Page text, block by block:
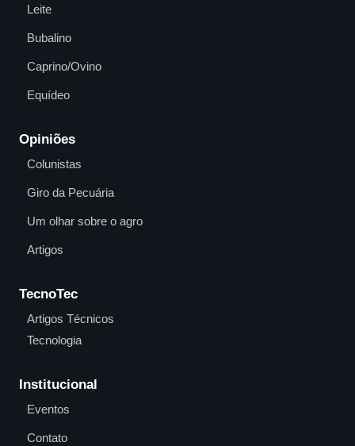
Leite
Bubalino
Caprino/Ovino
Equídeo
Opiniões
Colunistas
Giro da Pecuária
Um olhar sobre o agro
Artigos
TecnoTec
Artigos Técnicos
Tecnologia
Institucional
Eventos
Contato